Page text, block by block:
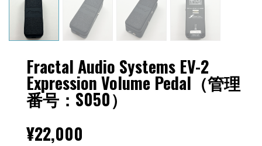
Fractal Audio Systems EV-2
Expression Volume Pedal（管理
番号：S050）
¥22,000